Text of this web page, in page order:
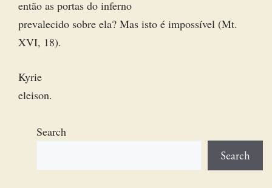
então as portas do inferno
prevalecido sobre ela? Mas isto é impossível (Mt.
XVI, 18).
Kyrie
eleison.
Search
Search